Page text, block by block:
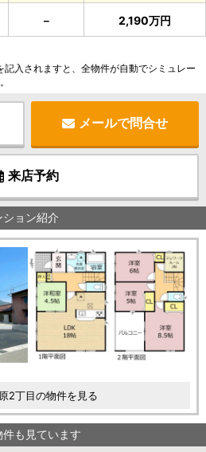
－ 2,190万円
記入されますと、全物件が自動でシミュレー
メールで問合せ
来店予約
ョン紹介
2丁目の物件を見る
も見ています